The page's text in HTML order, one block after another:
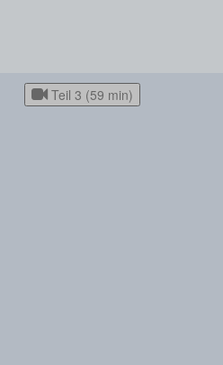
Teil 3 (59 min)